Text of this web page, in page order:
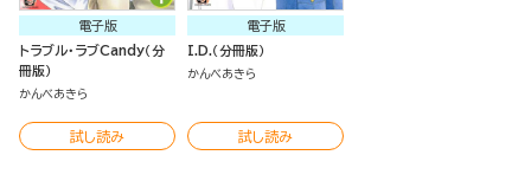
電子版
トラブル・ラブCandy（分
冊版）
かんべあきら
試し読み
電子版
I.D.（分冊版）
かんべあきら
試し読み